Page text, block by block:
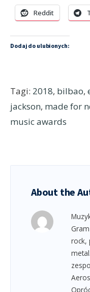
Reddit
Dodaj do ulubionych:
Tagi: 2018, bilbao,
jackson, made for
music awards
About the
rock,